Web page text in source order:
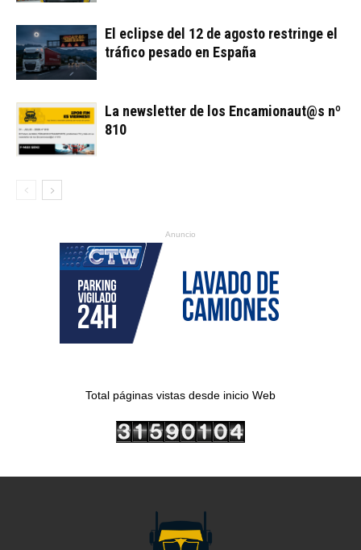
El eclipse del 12 de agosto restringe el
tráfico pesado en España
La newsletter de los Encamionaut@s nº
810
Anuncio
Total páginas vistas desde inicio Web